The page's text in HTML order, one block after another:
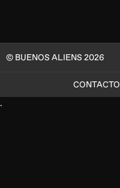
© BUENOS ALIENS 2026
CONTACTO
.